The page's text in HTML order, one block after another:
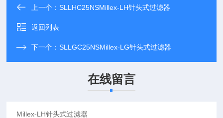
上一个：SLLHC25NSMillex-LH针头式过滤器
返回列表
下一个：SLLGC25NSMillex-LG针头式过滤器
在线留言